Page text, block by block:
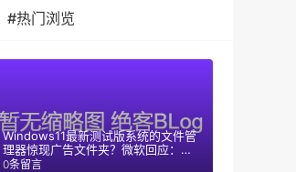
#热门浏览
Windows11最新测试版系统的文件管
理器惊现广告文件夹？微软回应：只
是测试阶段
0条留言